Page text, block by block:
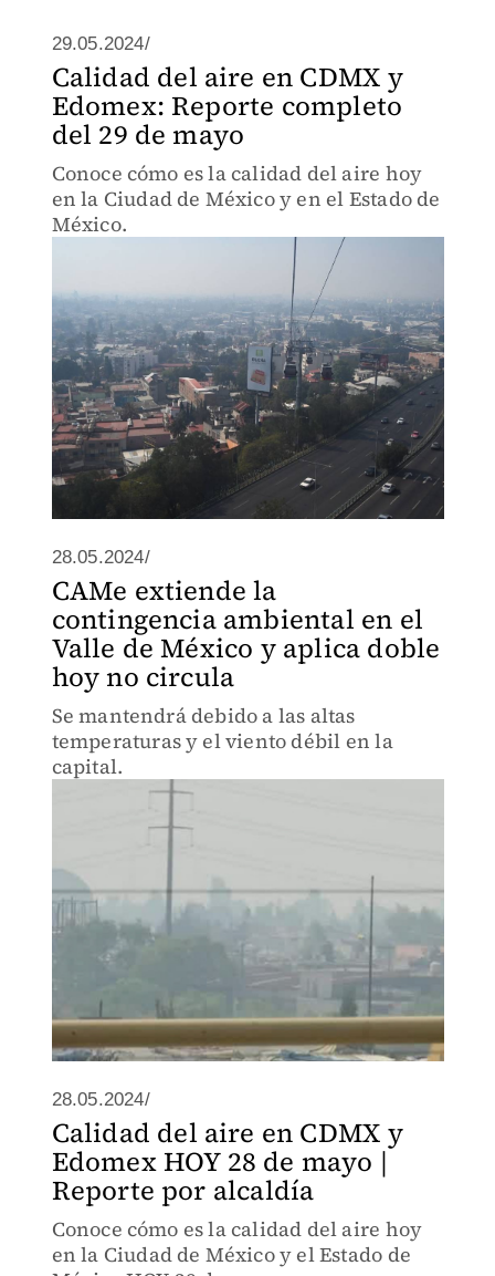
29.05.2024/
Calidad del aire en CDMX y
Edomex: Reporte completo
del 29 de mayo
Conoce cómo es la calidad del aire hoy
en la Ciudad de México y en el Estado de
México.
28.05.2024/
CAMe extiende la
contingencia ambiental en el
Valle de México y aplica doble
hoy no circula
Se mantendrá debido a las altas
temperaturas y el viento débil en la
capital.
28.05.2024/
Calidad del aire en CDMX y
Edomex HOY 28 de mayo |
Reporte por alcaldía
Conoce cómo es la calidad del aire hoy
en la Ciudad de México y el Estado de